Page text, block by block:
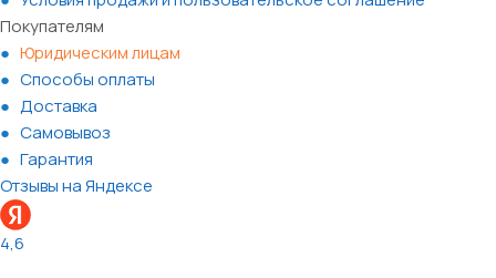
Покупателям
Юридическим лицам
Способы оплаты
Доставка
Самовывоз
Гарантия
Отзывы на Яндексе
4,6